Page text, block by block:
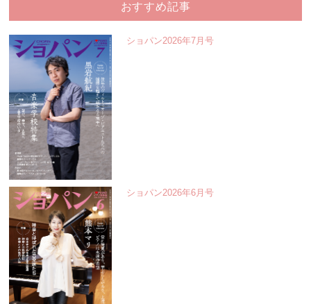
おすすめ記事
ショパン2026年7月号
ショパン2026年6月号